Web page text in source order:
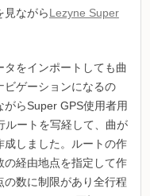
見ながらLezyne Super
をインポートしても曲
ビゲーションになるの
らSuper GPS使用者用
ルートを写経して、曲が
成しました。ルートの作
の経由地点を指定して作
数に制限があり全行程